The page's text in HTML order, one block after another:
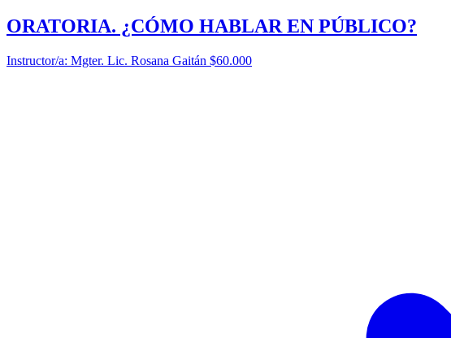
ORATORIA. ¿CÓMO HABLAR EN PÚBLICO?
Instructor/a: Mgter. Lic. Rosana Gaitán $60.000